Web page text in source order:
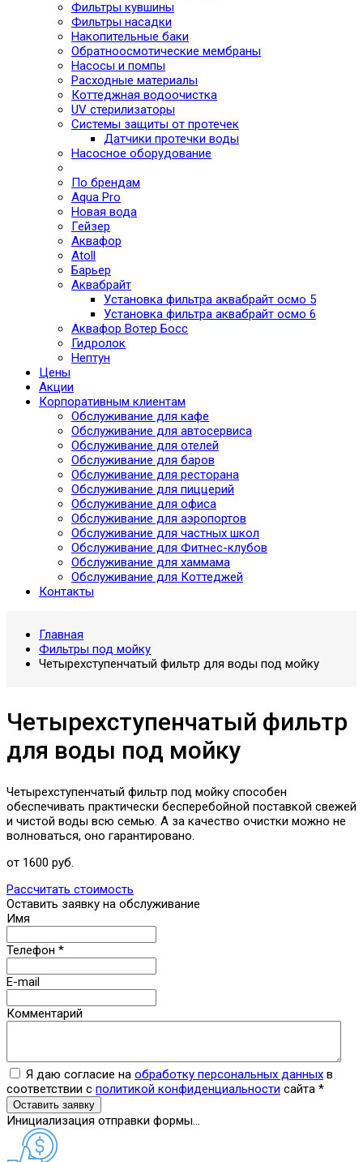
Фильтры кувшины
Фильтры насадки
Накопительные баки
Обратноосмотические мембраны
Насосы и помпы
Расходные материалы
Коттеджная водоочистка
UV стерилизаторы
Системы защиты от протечек
Датчики протечки воды
Насосное оборудование
По брендам
Aqua Pro
Новая вода
Гейзер
Аквафор
Atoll
Барьер
Аквабрайт
Установка фильтра аквабрайт осмо 5
Установка фильтра аквабрайт осмо 6
Аквафор Вотер Босс
Гидролок
Нептун
Цены
Акции
Корпоративным клиентам
Обслуживание для кафе
Обслуживание для автосервиса
Обслуживание для отелей
Обслуживание для баров
Обслуживание для ресторана
Обслуживание для пиццерий
Обслуживание для офиса
Обслуживание для аэропортов
Обслуживание для частных школ
Обслуживание для Фитнес-клубов
Обслуживание для хаммама
Обслуживание для Коттеджей
Контакты
Главная
Фильтры под мойку
Четырехступенчатый фильтр для воды под мойку
Четырехступенчатый фильтр
для воды под мойку
Четырехступенчатый фильтр под мойку способен
обеспечивать практически бесперебойной поставкой свежей
и чистой воды всю семью. А за качество очистки можно не
волноваться, оно гарантировано.
от 1600 руб.
Рассчитать стоимость
Оставить заявку на обслуживание
Имя
Телефон *
E-mail
Комментарий
Я даю согласие на обработку персональных данных в
соответствии с политикой конфиденциальности сайта *
Оставить заявку
Инициализация отправки формы...